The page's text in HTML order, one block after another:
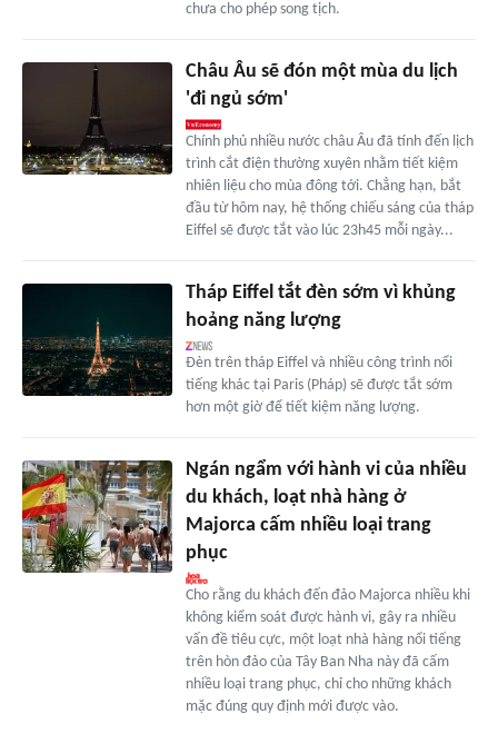
chưa cho phép song tịch.
Châu Âu sẽ đón một mùa du lịch
'đi ngủ sớm'
Chính phủ nhiều nước châu Âu đã tính đến lịch
trình cắt điện thường xuyên nhằm tiết kiệm
nhiên liệu cho mùa đông tới. Chẳng hạn, bắt
đầu từ hôm nay, hệ thống chiếu sáng của tháp
Eiffel sẽ được tắt vào lúc 23h45 mỗi ngày...
Tháp Eiffel tắt đèn sớm vì khủng
hoảng năng lượng
Đèn trên tháp Eiffel và nhiều công trình nổi
tiếng khác tại Paris (Pháp) sẽ được tắt sớm
hơn một giờ để tiết kiệm năng lượng.
Ngán ngẩm với hành vi của nhiều
du khách, loạt nhà hàng ở
Majorca cấm nhiều loại trang
phục
Cho rằng du khách đến đảo Majorca nhiều khi
không kiểm soát được hành vi, gây ra nhiều
vấn đề tiêu cực, một loạt nhà hàng nổi tiếng
trên hòn đảo của Tây Ban Nha này đã cấm
nhiều loại trang phục, chỉ cho những khách
mặc đúng quy định mới được vào.